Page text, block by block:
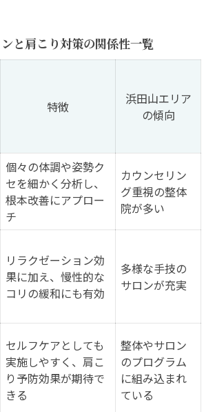
と肩こり対策の関係性一覧
特徴
浜田山エリア
の傾向
個々の体調や姿勢ク
セを細かく分析し、
根本改善にアプロー
チ
カウンセリン
グ重視の整体
院が多い
リラクゼーション効
果に加え、慢性的な
コリの緩和にも有効
多様な手技の
サロンが充実
セルフケアとしても
実施しやすく、肩こ
り予防効果が期待で
きる
整体やサロン
のプログラム
に組み込まれ
ている